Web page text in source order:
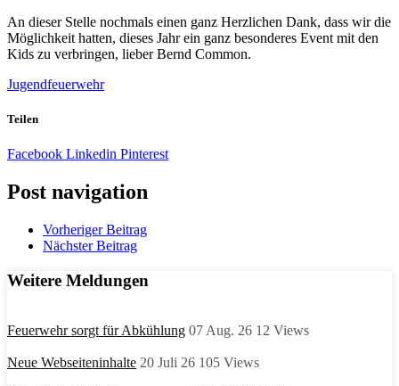
An dieser Stelle nochmals einen ganz Herzlichen Dank, dass wir die
Möglichkeit hatten, dieses Jahr ein ganz besonderes Event mit den
Kids zu verbringen, lieber Bernd Common.
Jugendfeuerwehr
Teilen
Facebook Linkedin Pinterest
Post navigation
Vorheriger Beitrag
Nächster Beitrag
Weitere Meldungen
Feuerwehr sorgt für Abkühlung 07 Aug. 26 12 Views
Neue Webseiteninhalte 20 Juli 26 105 Views